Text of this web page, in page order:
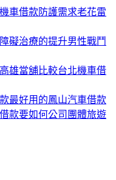
車借款防護需求老花雷
礙治療的提升男性戰鬥
雄當舖比較台北機車借
最好用的鳳山汽車借款
款要如何公司團體旅遊